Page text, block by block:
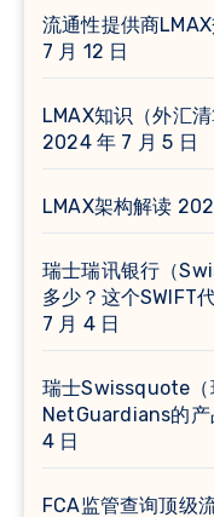
流通性提供商
7 月 12 日
LMAX知识（外汇
2024 年 7 月 5 日
LMAX架构解读
瑞士瑞讯银行（
多少？这个SWIFT
7 月 4 日
瑞士Swissquote（
NetGuardians的
4 日
FCA监管查询顶级